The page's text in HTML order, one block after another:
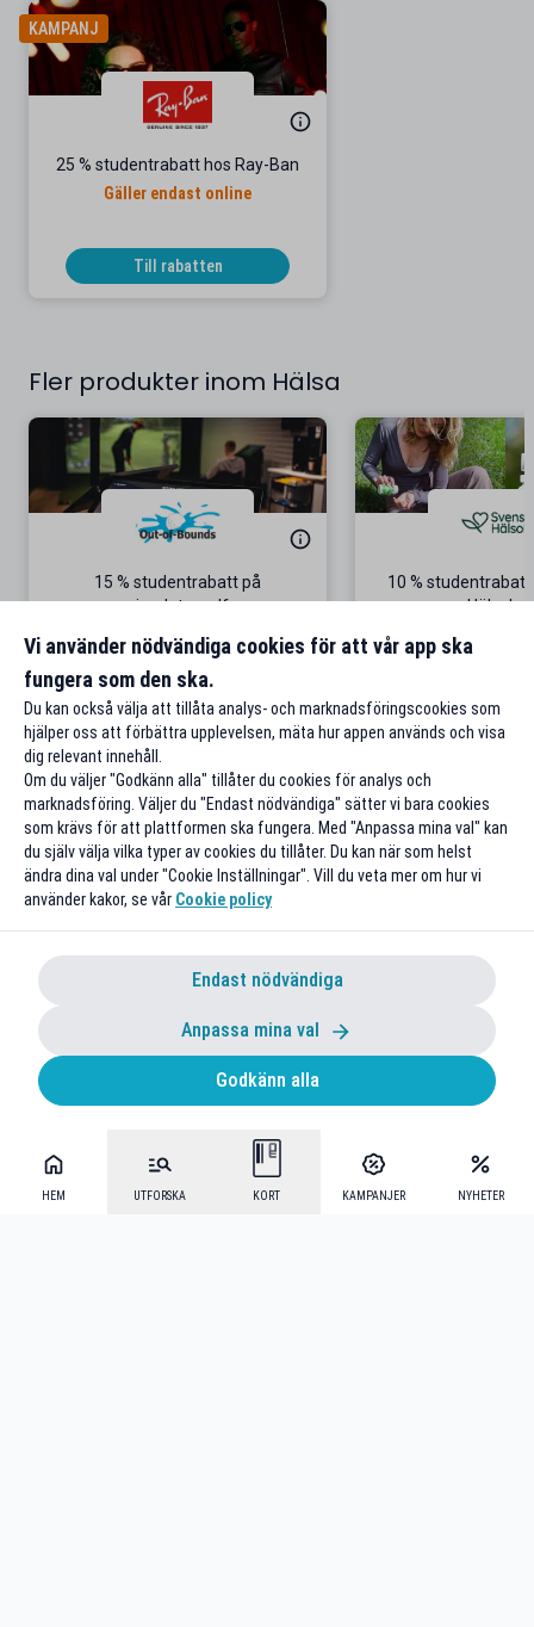
HEM UTFORSKA KORT KAMPANJER NYHETER
KAMPANJ
25 % studentrabatt hos Ray-Ban
Gäller endast online
Till rabatten
Fler produkter inom Hälsa
15 % studentrabatt på
simulatorgolf
Från 100 kr/tim i Göteborg
Till rabatten
10 %
Gäller på
Vi använder nödvändiga cookies för att vår app ska
fungera som den ska.
Du kan också välja att tillåta analys- och marknadsföringscookies som
hjälper oss att förbättra upplevelsen, mäta hur appen används och visa
dig relevant innehåll.
Om du väljer "Godkänn alla" tillåter du cookies för analys och
marknadsföring. Väljer du "Endast nödvändiga" sätter vi bara cookies
som krävs för att plattformen ska fungera. Med "Anpassa mina val" kan
du själv välja vilka typer av cookies du tillåter. Du kan när som helst
ändra dina val under "Cookie Inställningar". Vill du veta mer om hur vi
använder kakor, se vår Cookie policy
Endast nödvändiga
Anpassa mina val
Godkänn alla